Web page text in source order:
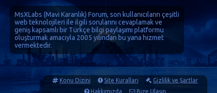
MsXLabs (Mavi Karanlık) Forum, son kullanıcıların çeşitli
web teknolojileri ile ilgili sorularını cevaplamak ve
geniş kapsamlı bir Türkçe bilgi paylaşımı platformu
oluşturmak amacıyla 2005 yılından bu yana hizmet
vermektedir.
Konu Dizini Site Kuralları
Gizlilik ve Şartlar
Hakkımızda
Bize Ulaşın